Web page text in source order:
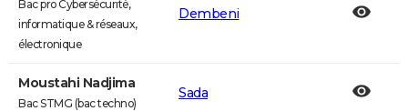
Bac pro Cybersécurité,
informatique & réseaux,
électronique
Dembeni
Moustahi Nadjima
Bac STMG (bac techno)
Sada